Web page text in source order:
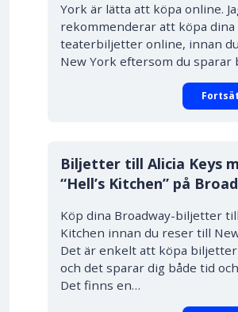
York är lätta att köpa online.
rekommenderar att köpa dina
teaterbiljetter online, innan
New York eftersom du sparar
Biljetter till Alicia Keys
“Hell’s Kitchen” på
Köp dina Broadway-biljetter till
Kitchen innan du reser till
Det är enkelt att köpa
och det sparar dig både tid
Det finns en…